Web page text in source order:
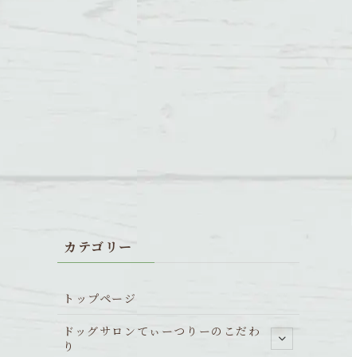
カテゴリー
トップページ
ドッグサロンてぃーつりーのこだわ
り